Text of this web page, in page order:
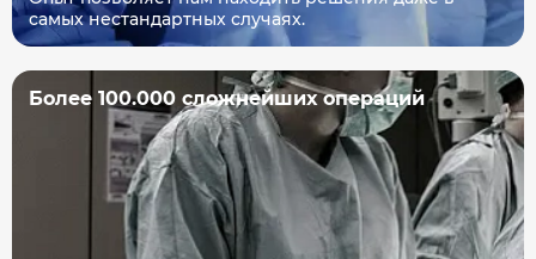
самых нестандартных случаях.
Более 100.000 сложнейших операций